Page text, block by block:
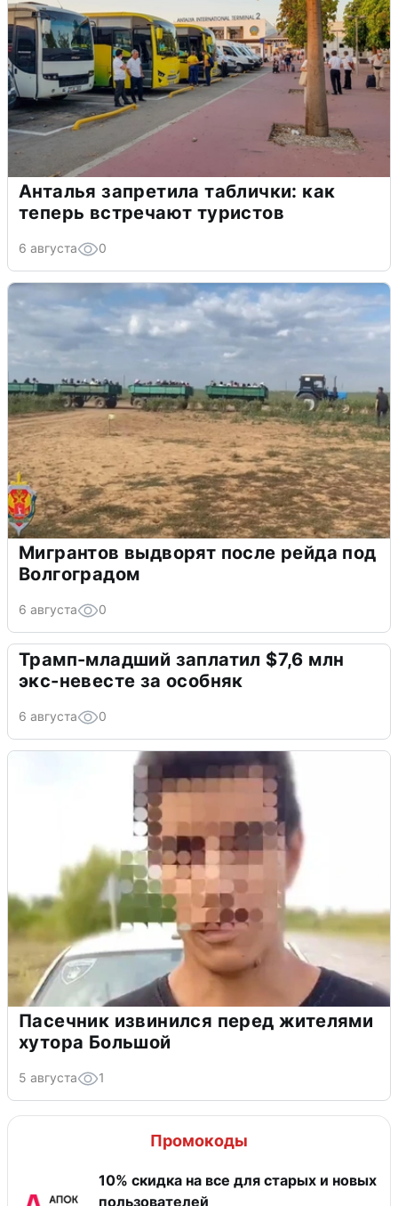
Анталья запретила таблички: как
теперь встречают туристов
6 августа 0
Мигрантов выдворят после рейда под
Волгоградом
6 августа 0
Трамп-младший заплатил $7,6 млн
экс-невесте за особняк
6 августа 0
Пасечник извинился перед жителями
хутора Большой
5 августа 1
Промокоды
10% скидка на все для старых и новых
пользователей